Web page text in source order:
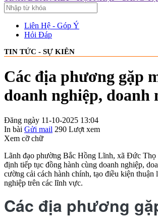
Liên Hệ - Góp Ý
Hỏi Đáp
TIN TỨC - SỰ KIÊN
Các địa phương gặp
doanh nghiệp, doanh
Đăng ngày 11-10-2025 13:04
In bài Gửi mail 290 Lượt xem
Xem cỡ chữ
Lãnh đạo phường Bắc Hồng Lĩnh, xã Đức
định tiếp tục đồng hành cùng doanh nghiệp,
cường cải cách hành chính, tạo điều kiện thuận
nghiệp trên các lĩnh vực.
Các địa phương